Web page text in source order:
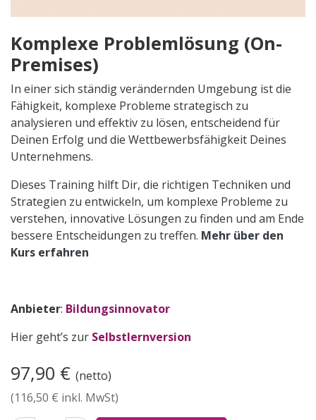
Komplexe Problemlösung (On-
Premises)
In einer sich ständig verändernden Umgebung ist die
Fähigkeit, komplexe Probleme strategisch zu
analysieren und effektiv zu lösen, entscheidend für
Deinen Erfolg und die Wettbewerbsfähigkeit Deines
Unternehmens.
Dieses Training hilft Dir, die richtigen Techniken und
Strategien zu entwickeln, um komplexe Probleme zu
verstehen, innovative Lösungen zu finden und am Ende
bessere Entscheidungen zu treffen. Mehr über den
Kurs erfahren
Anbieter: Bildungsinnovator
Hier geht’s zur Selbstlernversion
97,90 € (netto)
(116,50 € inkl. MwSt)